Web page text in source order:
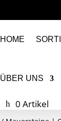
HOME
ÜBER UNS
0 Artikel